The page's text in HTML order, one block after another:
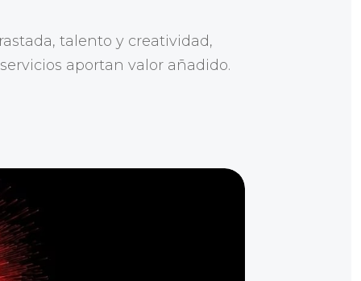
talento y creatividad,
aportan valor añadido.